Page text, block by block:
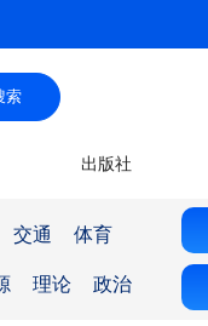
出版社
交通 体育
理论 政治